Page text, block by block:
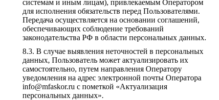
системам и иным лицам), привлекаемым Оператором
для исполнения обязательств перед Пользователями.
Передача осуществляется на основании соглашений,
обеспечивающих соблюдение требований
законодательства РФ в области персональных данных.
В случае выявления неточностей в персональных
данных, Пользователь может актуализировать их
самостоятельно, путем направления Оператору
уведомления на адрес электронной почты Оператора
info@mfaskor.ru с пометкой «Актуализация
персональных данных».